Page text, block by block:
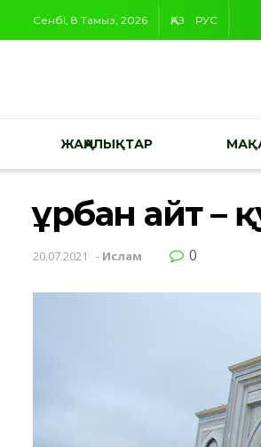
Сенбі, 8 Тамыз, 2026 ҚАЗ РУС
ЖАҢАЛЫҚТАР
Құрбан айт
20.07.2021 - Ислам 0